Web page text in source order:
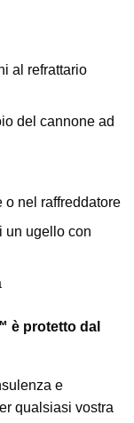
al refrattario
del cannone ad
o nel raffreddatore
un ugello con
è protetto dal
e
qualsiasi vostra